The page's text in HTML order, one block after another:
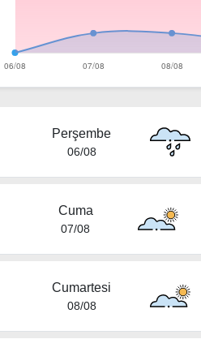
Perşembe
06/08
Cuma
07/08
Cumartesi
08/08